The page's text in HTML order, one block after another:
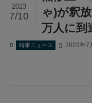
ゃ)が釈
万人に到
2023
7/10
時事ニュース 2023年7